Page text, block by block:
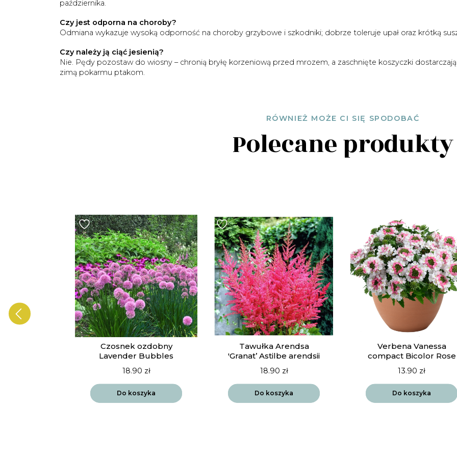
października.
Czy jest odporna na choroby?
Odmiana wykazuje wysoką odporność na choroby grzybowe i szkodniki; dobrze toleruje upał oraz krótką
Czy należy ją ciąć jesienią?
Nie. Pędy pozostaw do wiosny – chronią bryłę korzeniową przed mrozem, a zaschnięte koszyczki dostarczają
zimą pokarmu ptakom.
RÓWNIEŻ MOŻE CI SIĘ SPODOBAĆ
Polecane produkty
Czosnek ozdobny
Lavender Bubbles
18.90 zł
Do koszyka
Tawułka Arendsa
'Granat’ Astilbe arendsii
18.90 zł
Do koszyka
Verbena Vanessa
compact Bicolor Rose
13.90 zł
Do koszyka